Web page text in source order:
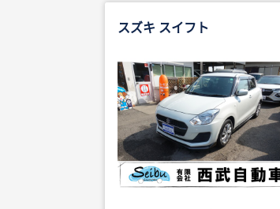
スズキ スイフト